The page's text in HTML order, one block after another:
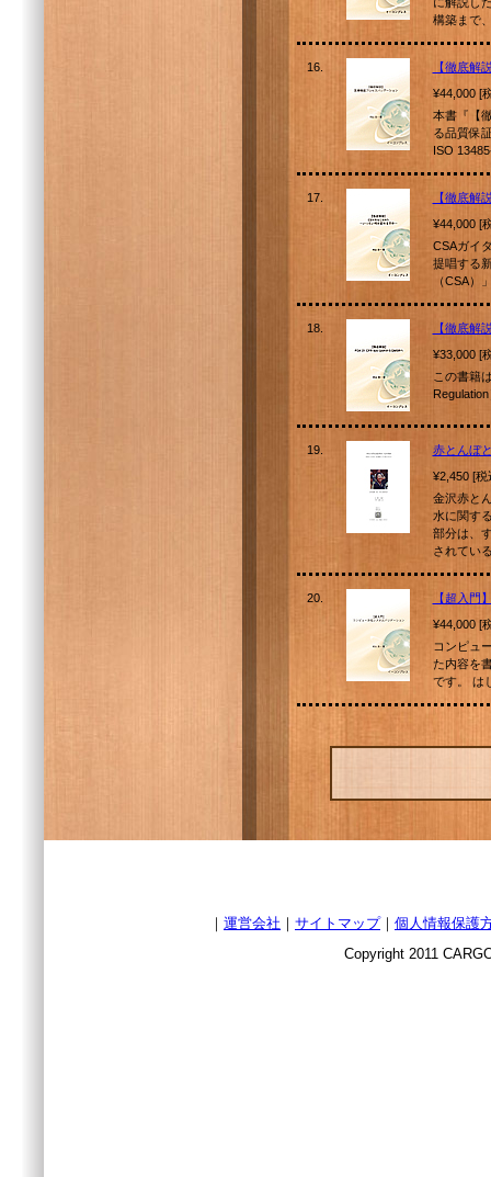
構築まで
16.
【徹底解
¥44,000 [
本書『【
る品質保
ISO
17.
【徹底解
¥44,000 [
CSAガイ
提唱する
（CSA）
18.
【徹底解
¥33,000 [
この書籍
19.
赤とんぼ
¥2,450 [
金沢赤と
水に関す
部分は、
されてい
20.
【超入門
¥44,000 [
コンピュ
た内容を
です。 は
｜ 運営会社 ｜ サイトマップ｜ 個人情報保護
Copyright 2011